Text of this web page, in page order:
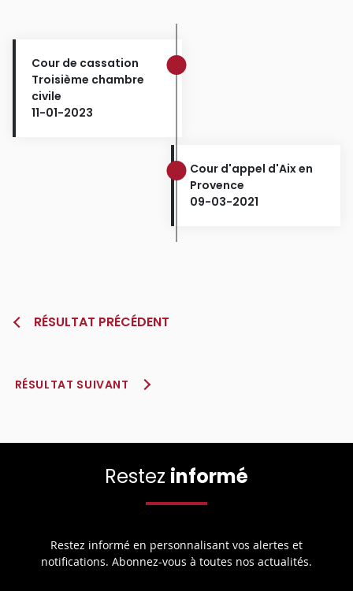
Cour de cassation
Troisième chambre
civile
11-01-2023
Cour d'appel d'Aix en
Provence
09-03-2021
RÉSULTAT PRÉCÉDENT
RÉSULTAT SUIVANT
Restez informé
Restez informé en personnalisant vos alertes et
notifications. Abonnez-vous à toutes nos actualités.